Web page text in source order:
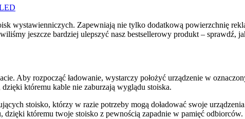
wystawienniczych. Zapewniają nie tylko dodatkową powierzchnię
jeszcze bardziej ulepszyć nasz bestsellerowy produkt – sprawdź,
Aby rozpocząć ładowanie, wystarczy położyć urządzenie w
któremu kable nie zaburzają wyglądu stoiska.
stoisko, którzy w razie potrzeby mogą doładować swoje
któremu twoje stoisko z pewnością zapadnie w pamięć odbiorców.